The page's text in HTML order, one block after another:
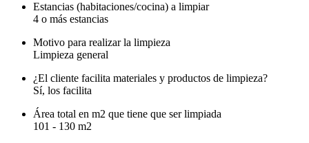
Estancias (habitaciones/cocina) a limpiar
4 o más estancias
Motivo para realizar la limpieza
Limpieza general
¿El cliente facilita materiales y productos de limpieza?
Sí, los facilita
Área total en m2 que tiene que ser limpiada
101 - 130 m2